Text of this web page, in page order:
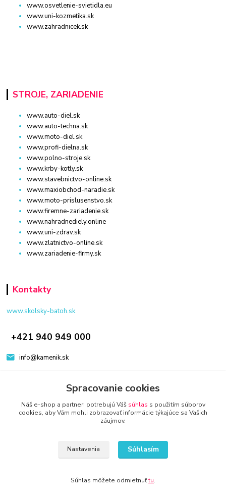
www.osvetlenie-svietidla.eu
www.uni-kozmetika.sk
www.zahradnicek.sk
STROJE, ZARIADENIE
www.auto-diel.sk
www.auto-techna.sk
www.moto-diel.sk
www.profi-dielna.sk
www.polno-stroje.sk
www.krby-kotly.sk
www.stavebnictvo-online.sk
www.maxiobchod-naradie.sk
www.moto-prislusenstvo.sk
www.firemne-zariadenie.sk
www.nahradnediely.online
www.uni-zdrav.sk
www.zlatnictvo-online.sk
www.zariadenie-firmy.sk
Kontakty
www.skolsky-batoh.sk
+421 940 949 000
info@kamenik.sk
Eshop-rychlo.sk
Spracovanie cookies
Náš e-shop a partneri potrebujú Váš súhlas s použitím súborov
cookies, aby Vám mohli zobrazovať informácie týkajúce sa Vašich
záujmov.
Nastavenia Súhlasím
Súhlas môžete odmietnuťtu.